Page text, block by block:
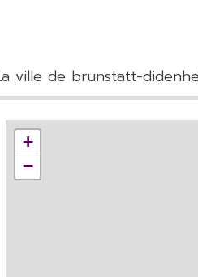
la ville de brunstatt-
+
−